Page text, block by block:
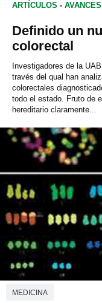
ARTÍCULOS - AVANCES
Definido un
colorectal
Investigadores de la
través del qual han
colorectales
todo el estado. Fruto de
hereditario claramente...
MEDICINA